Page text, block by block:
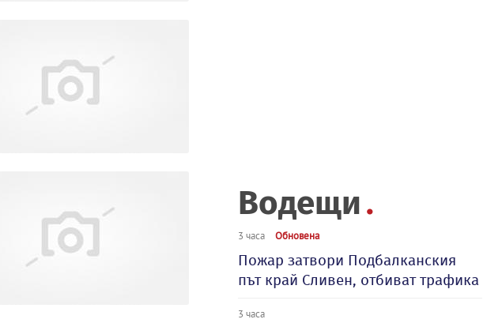
Водещи
3 часа Обновена
Пожар затвори Подбалканския
път край Сливен, отбиват трафика
3 часа